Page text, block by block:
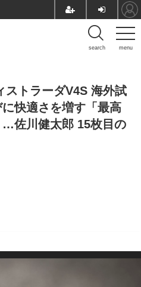
menu
search
ストラーダV4S 海外試
快適さを増す「最高
…佐川健太郎 15枚目の